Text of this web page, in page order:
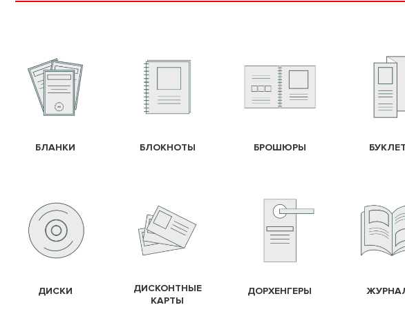
БЛАНКИ БЛОКНОТЫ БРОШЮРЫ
ДИСКИ
ДИСКОНТНЫЕ
КАРТЫ
ДОРХЕНГЕРЫ